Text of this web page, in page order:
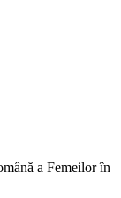
a Femeilor în